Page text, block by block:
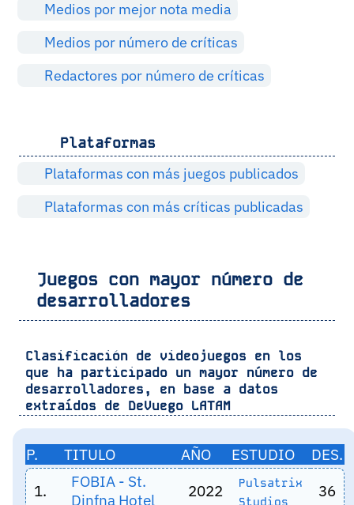
Medios por mejor nota media
Medios por número de críticas
Redactores por número de críticas
Plataformas
Plataformas con más juegos publicados
Plataformas con más críticas publicadas
Juegos con mayor número de
desarrolladores
Clasificación de videojuegos en los
que ha participado un mayor número de
desarrolladores, en base a datos
extraídos de DeVuego LATAM
P. TITULO AÑO ESTUDIO
DES.
1.
FOBIA - St.
Dinfna Hotel
2022
Pulsatrix
Studios
36